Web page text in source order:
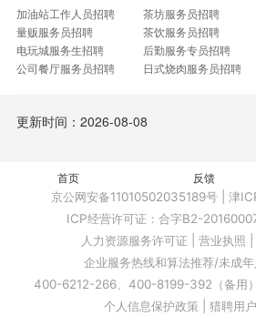
加油站工作人员招聘 茶坊服务员招聘
量贩服务员招聘
茶饮服务员招聘
电玩城服务生招聘
后勤服务专员招聘
公司餐厅服务员招聘
日式烧肉服务员招聘
镰仓料理服务员招聘
蛋糕甜品店服务员招聘
餐饮服务岗招聘
网吧网管招聘
更新时间：2026-08-08
首页 反馈